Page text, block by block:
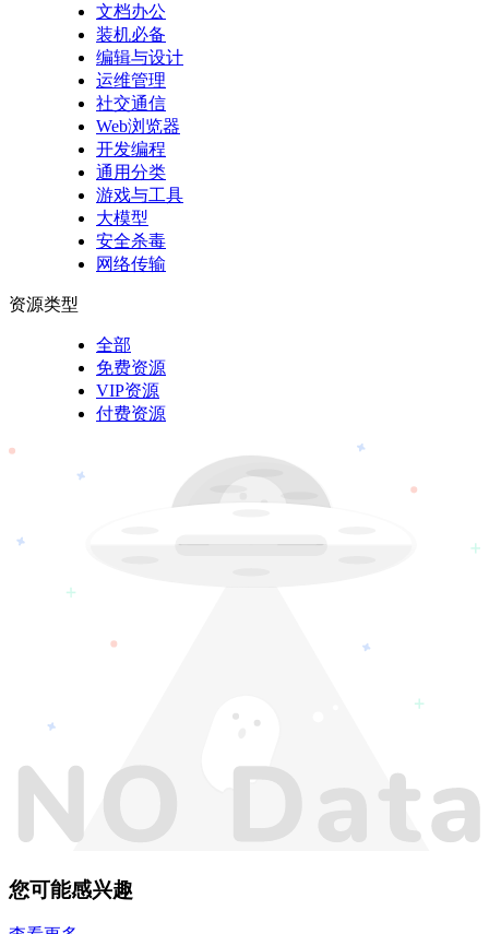
文档办公
装机必备
编辑与设计
运维管理
社交通信
Web浏览器
开发编程
通用分类
游戏与工具
大模型
安全杀毒
网络传输
资源类型
全部
免费资源
VIP资源
付费资源
您可能感兴趣